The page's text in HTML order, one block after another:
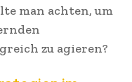
man achten, um
zu agieren?